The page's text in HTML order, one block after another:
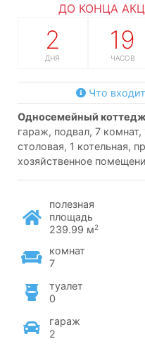
ДО КОНЦА
2
ДНЯ
19
ЧАСОВ
Что входит
односемейный
гараж, подвал, 7 комнат,
столовая, 1 котельная,
хозяйственное
полезная
площадь
239.99 м2
комнат
7
туалет
0
гараж
2